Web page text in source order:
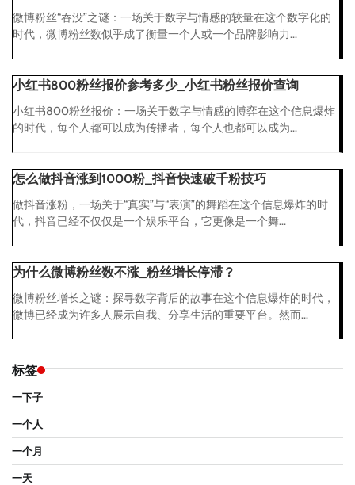
微博粉丝“吞没”之谜：一场关于数字与情感的较量在这个数字化的
时代，微博粉丝数似乎成了衡量一个人或一个品牌影响力...
小红书800粉丝报价参考多少_小红书粉丝报价查询
小红书800粉丝报价：一场关于数字与情感的博弈在这个信息爆炸
的时代，每个人都可以成为传播者，每个人也都可以成为...
怎么做抖音涨到1000粉_抖音快速破千粉技巧
做抖音涨粉，一场关于“真实”与“表演”的舞蹈在这个信息爆炸的时
代，抖音已经不仅仅是一个娱乐平台，它更像是一个舞...
为什么微博粉丝数不涨_粉丝增长停滞？
微博粉丝增长之谜：探寻数字背后的故事在这个信息爆炸的时代，
微博已经成为许多人展示自我、分享生活的重要平台。然而...
标签
一下子
一个人
一个月
一天